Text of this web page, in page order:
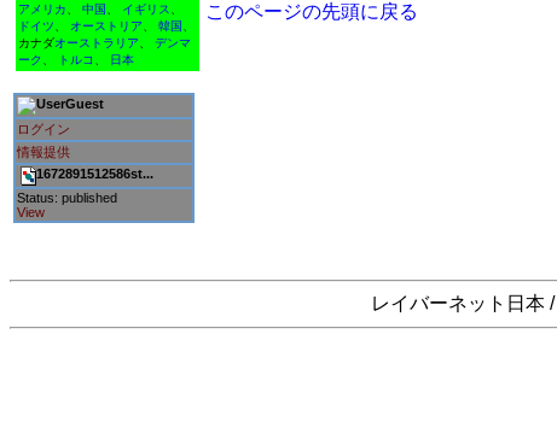
アメリカ 中国 イギリス
ドイツ
オーストリア 韓国
カナダオーストラリア
デンマ
ーク
トルコ 日本
Guest
ログイン
情報提供
1672891512586st...
Status: published
View
このページの先頭に戻る
レイバーネット日本 /